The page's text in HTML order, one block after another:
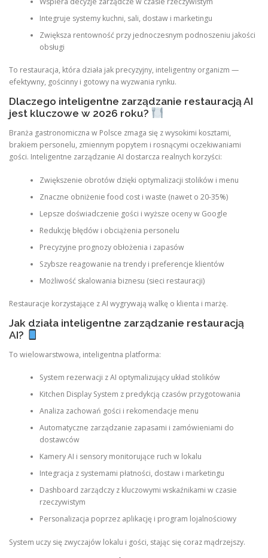
Integruje systemy kuchni, sali, dostaw i marketingu
Zwiększa rentowność przy jednoczesnym podnoszeniu jakości
obsługi
To restauracja, która działa jak precyzyjny, inteligentny organizm —
efektywny, gościnny i gotowy na wyzwania rynku.
Dlaczego inteligentne zarządzanie restauracją AI
jest kluczowe w 2026 roku?
Branża gastronomiczna w Polsce zmaga się z wysokimi kosztami,
brakiem personelu, zmiennym popytem i rosnącymi oczekiwaniami
gości. Inteligentne zarządzanie AI dostarcza realnych korzyści:
Zwiększenie obrotów dzięki optymalizacji stolików i menu
Znaczne obniżenie food cost i waste (nawet o 20-35%)
Lepsze doświadczenie gości i wyższe oceny w Google
Redukcję błędów i obciążenia personelu
Precyzyjne prognozy obłożenia i zapasów
Szybsze reagowanie na trendy i preferencje klientów
Możliwość skalowania biznesu (sieci restauracji)
Restauracje korzystające z AI wygrywają walkę o klienta i marżę.
Jak działa inteligentne zarządzanie restauracją
AI?
To wielowarstwowa, inteligentna platforma:
System rezerwacji z AI optymalizujący układ stolików
Kitchen Display System z predykcją czasów przygotowania
Analiza zachowań gości i rekomendacje menu
Automatyczne zarządzanie zapasami i zamówieniami do
dostawców
Kamery AI i sensory monitorujące ruch w lokalu
Integracja z systemami płatności, dostaw i marketingu
Dashboard zarządczy z kluczowymi wskaźnikami w czasie
rzeczywistym
Personalizacja poprzez aplikację i program lojalnościowy
System uczy się zwyczajów lokalu i gości, stając się coraz mądrzejszy.